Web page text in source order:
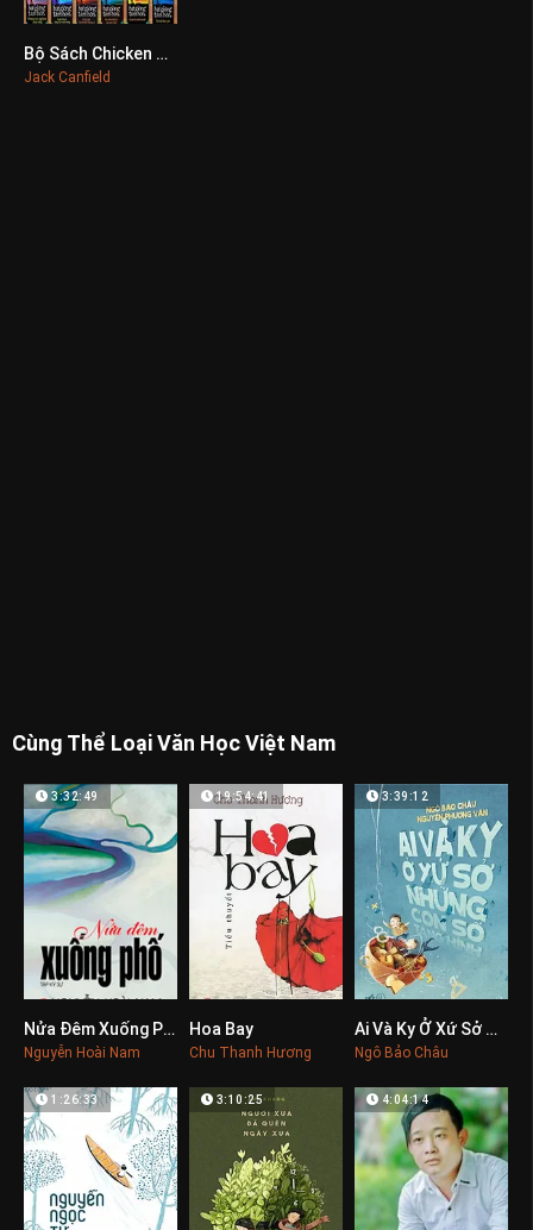
0
Bộ Sách Chicken Soup For The Soul
Jack Canfield
Cùng Thể Loại Văn Học Việt Nam
0
3:32:49
Nửa Đêm Xuống Phố
Nguyễn Hoài Nam
19:54:41
Hoa Bay
Chu Thanh Hương
0
3:39:12
Ai Và Ky Ở Xứ Sở Những Con Số Tàng Hình
Ngô Bảo Châu
1:26:33 3:10:25 4:04:14